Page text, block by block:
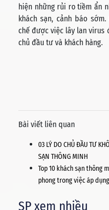
hiện những rủi ro tiềm ẩn
khách sạn, cảnh báo
chế được việc lây lan virus
chủ đầu tư và khách hàng.
Bài viết liên quan
03 LÝ DO CHỦ ĐẦU TƯ
SẠN THÔNG MINH
Top 10 khách sạn
phong trong việc áp
SP xem nhiều